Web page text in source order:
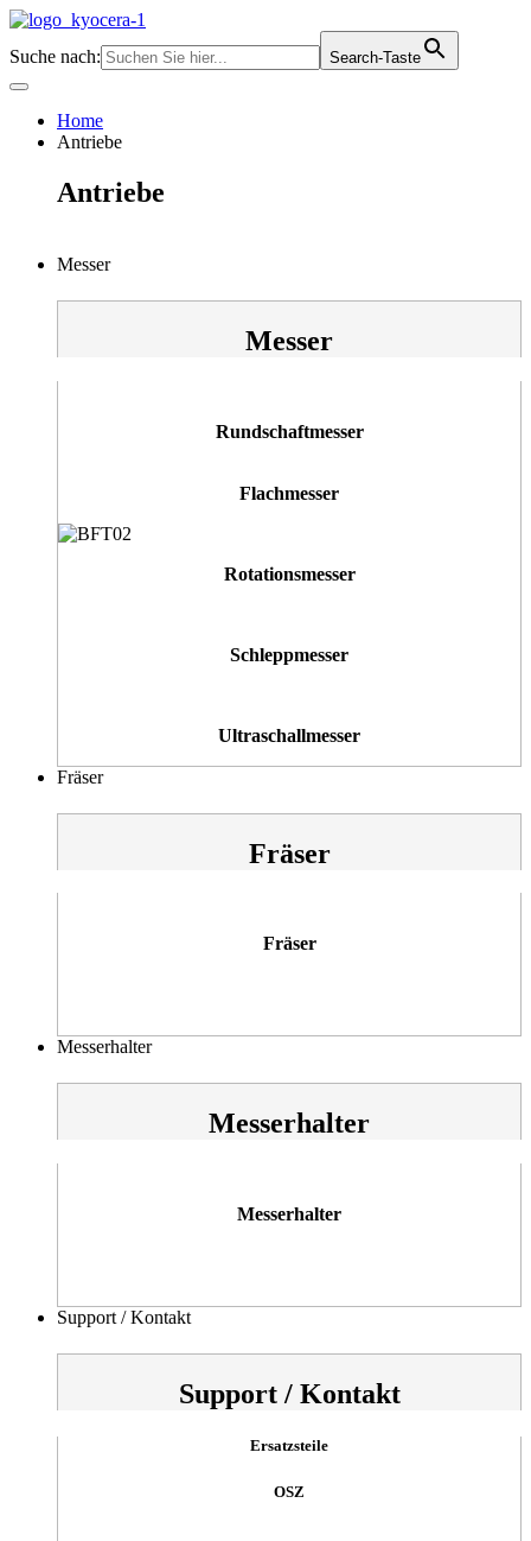
Zum
springen
Suche nach: Search-Taste
Home
Antriebe
Antriebe
Messer
Messer
Rundschaftmesser
Flachmesser
Rotationsmesser
Schleppmesser
Ultraschallmesser
Fräser
Fräser
Fräser
Messerhalter
Messerhalter
Messerhalter
Support / Kontakt
Support / Kontakt
Ersatzsteile
OSZ